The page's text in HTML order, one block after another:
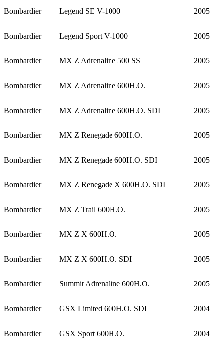
Bombardier Legend SE V-1000 2005
Bombardier Legend Sport V-1000 2005
Bombardier MX Z Adrenaline 500 SS 2005
Bombardier MX Z Adrenaline 600H.O. 2005
Bombardier MX Z Adrenaline 600H.O. SDI 2005
Bombardier MX Z Renegade 600H.O. 2005
Bombardier MX Z Renegade 600H.O. SDI 2005
Bombardier MX Z Renegade X 600H.O. SDI 2005
Bombardier MX Z Trail 600H.O. 2005
Bombardier MX Z X 600H.O. 2005
Bombardier MX Z X 600H.O. SDI 2005
Bombardier Summit Adrenaline 600H.O. 2005
Bombardier GSX Limited 600H.O. SDI 2004
Bombardier GSX Sport 600H.O. 2004